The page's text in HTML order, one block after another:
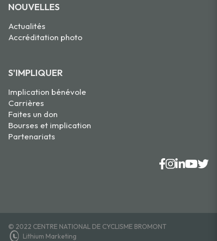
NOUVELLES
Actualités
Accréditation photo
S'IMPLIQUER
Implication bénévole
Carrières
Faites un don
Bourses et implication
Partenariats
© 2022 CENTRE NATIONAL DE CYCLISME BROMONT
Lithium Marketing